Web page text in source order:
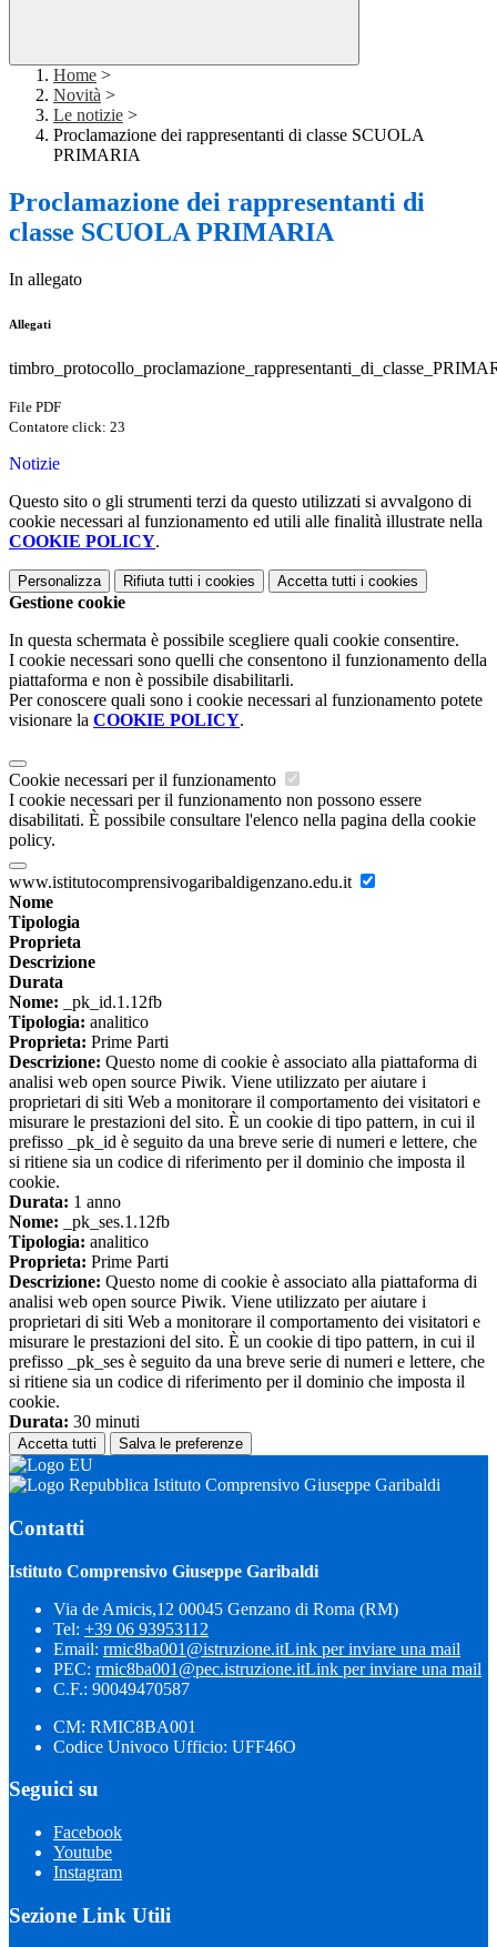
Home >
Novità >
Le notizie >
Proclamazione dei rappresentanti di classe SCUOLA
PRIMARIA
Proclamazione dei rappresentanti di
classe SCUOLA PRIMARIA
In allegato
Allegati
File PDF
Contatore click: 23
Notizie
Questo sito o gli strumenti terzi da questo utilizzati si avvalgono di
cookie necessari al funzionamento ed utili alle finalità illustrate nella
COOKIE POLICY.
Personalizza Rifiuta tutti i cookies Accetta tutti i cookies
Gestione cookie
In questa schermata è possibile scegliere quali cookie consentire.
I cookie necessari sono quelli che consentono il funzionamento della
piattaforma e non è possibile disabilitarli.
Per conoscere quali sono i cookie necessari al funzionamento potete
visionare la COOKIE POLICY.
Cookie necessari per il funzionamento
I cookie necessari per il funzionamento non possono essere
disabilitati. È possibile consultare l'elenco nella pagina della cookie
policy.
www.istitutocomprensivogaribaldigenzano.edu.it
Nome
Tipologia
Proprieta
Descrizione
Durata
Nome: _pk_id.1.12fb
Tipologia: analitico
Proprieta: Prime Parti
Descrizione: Questo nome di cookie è associato alla piattaforma di
analisi web open source Piwik. Viene utilizzato per aiutare i
proprietari di siti Web a monitorare il comportamento dei visitatori e
misurare le prestazioni del sito. È un cookie di tipo pattern, in cui il
prefisso _pk_id è seguito da una breve serie di numeri e lettere, che
si ritiene sia un codice di riferimento per il dominio che imposta il
cookie.
Durata: 1 anno
Nome: _pk_ses.1.12fb
Tipologia: analitico
Proprieta: Prime Parti
Descrizione: Questo nome di cookie è associato alla piattaforma di
analisi web open source Piwik. Viene utilizzato per aiutare i
proprietari di siti Web a monitorare il comportamento dei visitatori e
misurare le prestazioni del sito. È un cookie di tipo pattern, in cui il
prefisso _pk_ses è seguito da una breve serie di numeri e lettere, che
si ritiene sia un codice di riferimento per il dominio che imposta il
cookie.
Durata: 30 minuti
Accetta tutti Salva le preferenze
Istituto Comprensivo Giuseppe Garibaldi
Contatti
Istituto Comprensivo Giuseppe Garibaldi
Via de Amicis,12 00045 Genzano di Roma (RM)
Tel: +39 06 93953112
Email: rmic8ba001@istruzione.itLink per inviare una mail
PEC: rmic8ba001@pec.istruzione.itLink per inviare una mail
C.F.: 90049470587
CM: RMIC8BA001
Codice Univoco Ufficio: UFF46O
Seguici su
Facebook
Youtube
Instagram
Sezione Link Utili